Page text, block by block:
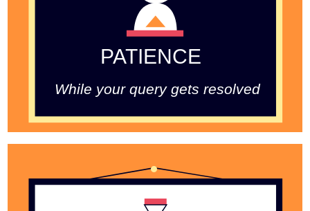
PATIENCE
While your query gets resolved